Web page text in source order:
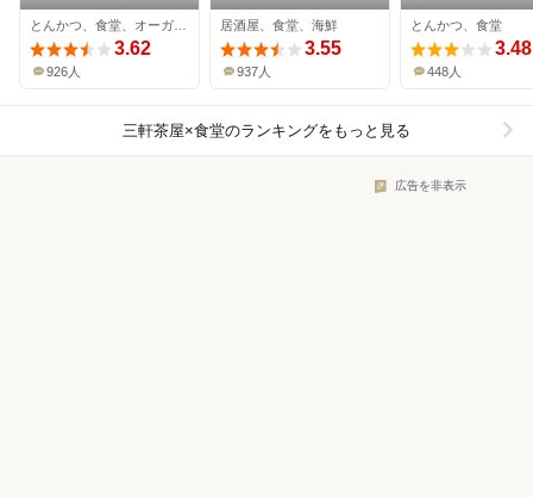
3.62
926人
居酒屋、食堂、海鮮
3.55
937人
とんかつ、食堂
3.48
448人
三軒茶屋×食堂のランキングをもっと見る
広告を非表示